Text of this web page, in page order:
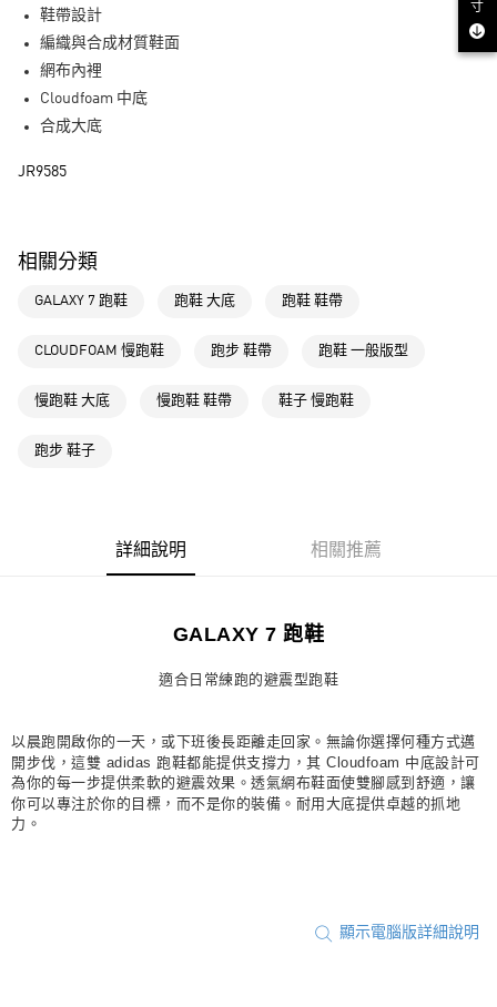
LINE Pay
每筆NT$80，滿NT$1,500(含以上)免運費
每筆NT$80，滿NT$1,500(含以上)免運費
萊爾富取貨付款
付款後萊爾富取貨
每筆NT$80，滿NT$1,500(含以上)免運費
每筆NT$80，滿NT$1,500(含以上)免運費
鞋帶設計
編織與合成材質鞋面
網布內裡
Cloudfoam 中底
合成大底
JR9585
相關分類
GALAXY 7 跑鞋 跑鞋 大底 跑鞋 鞋帶
CLOUDFOAM 慢跑鞋 跑步 鞋帶 跑鞋 一般版型
慢跑鞋 大底 慢跑鞋 鞋帶 鞋子 慢跑鞋
跑步 鞋子
詳細說明 相關推薦
GALAXY 7 跑鞋
適合日常練跑的避震型跑鞋
以晨跑開啟你的一天，或下班後長距離走回家。無論你選擇何種方式邁
開步伐，這雙 adidas 跑鞋都能提供支撐力，其 Cloudfoam 中底設計可
為你的每一步提供柔軟的避震效果。透氣網布鞋面使雙腳感到舒適，讓
你可以專注於你的目標，而不是你的裝備。耐用大底提供卓越的抓地
力。
顯示電腦版詳細說明
寸